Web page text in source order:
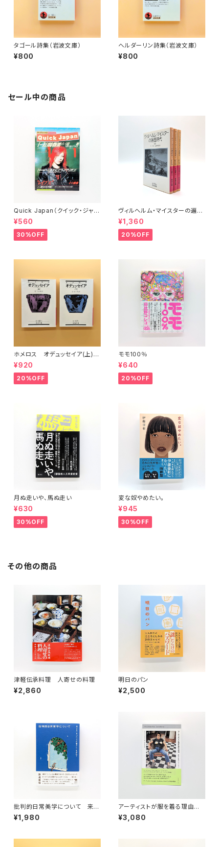
タゴール詩集（岩波文庫）
¥800
ヘルダーリン詩集（岩波文庫）
¥800
セール中の商品
Quick Japan（クイック・ジャパ
ン）Vol.11
¥560
30%OFF
ヴィルヘルム・マイスターの遍歴
時代 (上)(中)(下)（岩波文庫）
¥1,360
20%OFF
ホメロス オデュッセイア(上)
(下) （岩波文庫）
¥920
20%OFF
モモ100％
¥640
20%OFF
月ぬ走いや、馬ぬ走い
¥630
30%OFF
変な奴やめたい。
¥945
30%OFF
その他の商品
津軽伝承料理 人寄せの料理
¥2,860
明日のパン
¥2,500
批判的日常美学について 来た
るべき「ふつうの暮らし」を求め
て
¥1,980
アーティストが服を着る理由
表現と反抗のファッション
¥3,080